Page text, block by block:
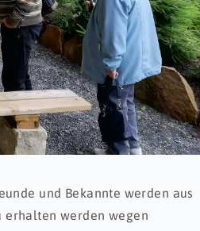
und Bekannte werden aus
erhalten werden wegen